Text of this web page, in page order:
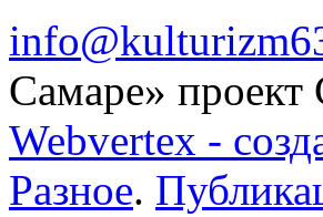
Самаре» проект
Webvertex -
Разное.